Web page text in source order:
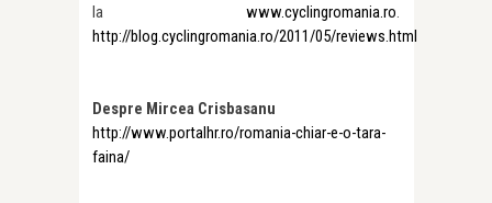
la www.cyclingromania.ro.
http://blog.cyclingromania.ro/2011/05/reviews.html
Despre Mircea Crisbasanu
http://www.portalhr.ro/romania-chiar-e-o-tara-
faina/